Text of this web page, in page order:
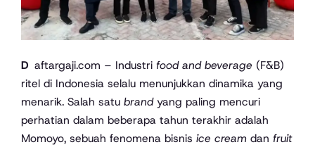
Daftargaji.com – Industri food and beverage (F&B)
ritel di Indonesia selalu menunjukkan dinamika yang
menarik. Salah satu brandyang paling mencuri
perhatian dalam beberapa tahun terakhir adalah
Momoyo, sebuah fenomena bisnis ice cream dan fruit